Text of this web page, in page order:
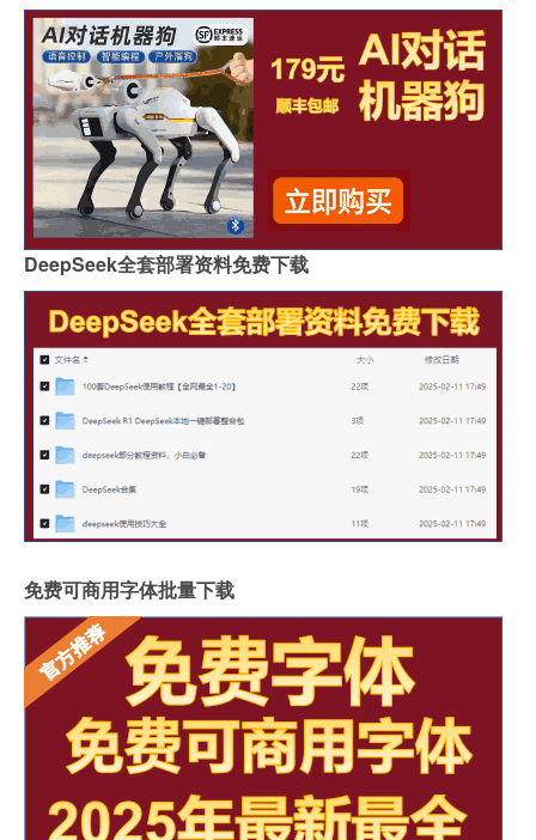
DeepSeek全套部署资料免费下载
免费可商用字体批量下载